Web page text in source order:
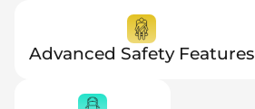
Advanced Safety Features